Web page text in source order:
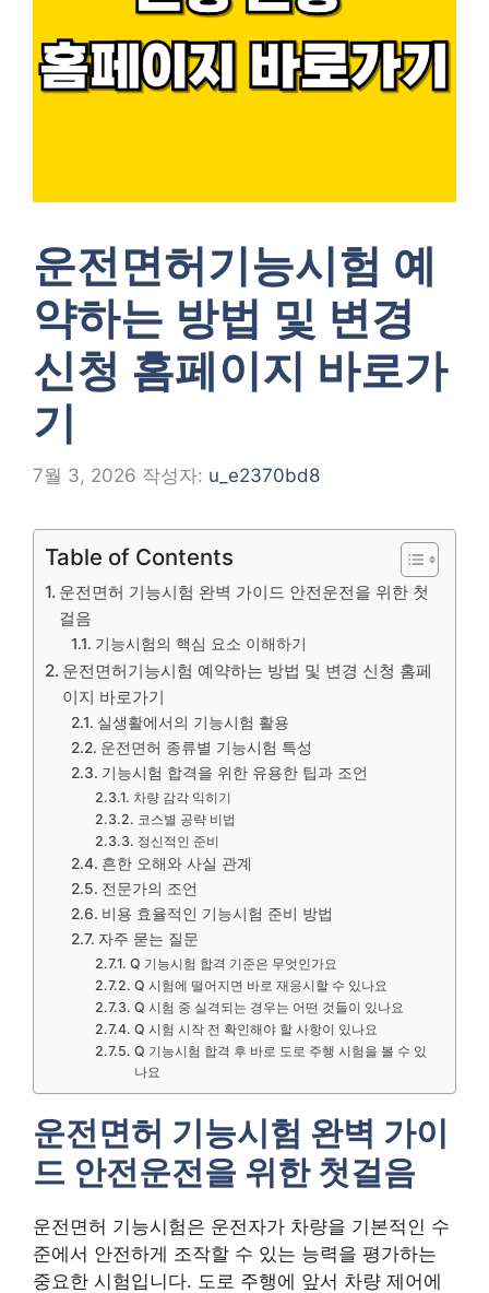
운전면허기능시험 예
약하는 방법 및 변경
신청 홈페이지 바로가
기
7월 3, 2026 작성자: u_e2370bd8
Table of Contents
운전면허 기능시험 완벽 가이드 안전운전을 위한 첫
걸음
기능시험의 핵심 요소 이해하기
운전면허기능시험 예약하는 방법 및 변경 신청 홈페
이지 바로가기
실생활에서의 기능시험 활용
운전면허 종류별 기능시험 특성
기능시험 합격을 위한 유용한 팁과 조언
차량 감각 익히기
코스별 공략 비법
정신적인 준비
흔한 오해와 사실 관계
전문가의 조언
비용 효율적인 기능시험 준비 방법
자주 묻는 질문
Q 기능시험 합격 기준은 무엇인가요
Q 시험에 떨어지면 바로 재응시할 수 있나요
Q 시험 중 실격되는 경우는 어떤 것들이 있나요
Q 시험 시작 전 확인해야 할 사항이 있나요
Q 기능시험 합격 후 바로 도로 주행 시험을 볼 수 있
나요
운전면허 기능시험 완벽 가이
드 안전운전을 위한 첫걸음
운전면허 기능시험은 운전자가 차량을 기본적인 수
준에서 안전하게 조작할 수 있는 능력을 평가하는
중요한 시험입니다. 도로 주행에 앞서 차량 제어에